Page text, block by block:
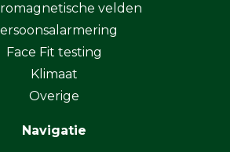
velden
Face Fit testing
Klimaat
Overige
Navigatie